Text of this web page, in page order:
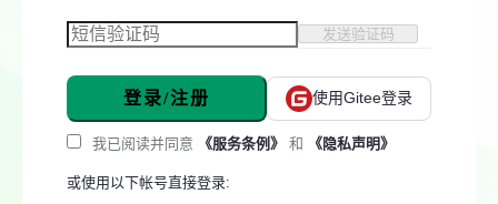
发送验证码
登录/注册 使用Gitee登录
我已阅读并同意 《服务条例》 和 《隐私声明》
或使用以下帐号直接登录: